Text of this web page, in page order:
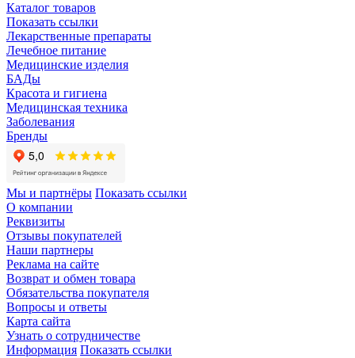
Каталог товаров
Показать ссылки
Лекарственные препараты
Лечебное питание
Медицинские изделия
БАДы
Красота и гигиена
Медицинская техника
Заболевания
Бренды
Мы и партнёры Показать ссылки
О компании
Реквизиты
Отзывы покупателей
Наши партнеры
Реклама на сайте
Возврат и обмен товара
Обязательства покупателя
Вопросы и ответы
Карта сайта
Узнать о сотрудничестве
Информация Показать ссылки